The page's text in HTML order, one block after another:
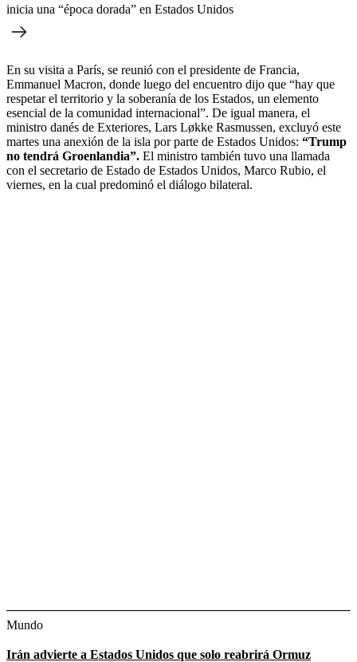
inicia una “época dorada” en Estados Unidos
En su visita a París, se reunió con el presidente de Francia,
Emmanuel Macron, donde luego del encuentro dijo que “hay que
respetar el territorio y la soberanía de los Estados, un elemento
esencial de la comunidad internacional”. De igual manera, el
ministro danés de Exteriores, Lars Løkke Rasmussen, excluyó este
martes una anexión de la isla por parte de Estados Unidos: “Trump
no tendrá Groenlandia”. El ministro también tuvo una llamada
con el secretario de Estado de Estados Unidos, Marco Rubio, el
viernes, en la cual predominó el diálogo bilateral.
Mundo
Irán advierte a Estados Unidos que solo reabrirá Ormuz